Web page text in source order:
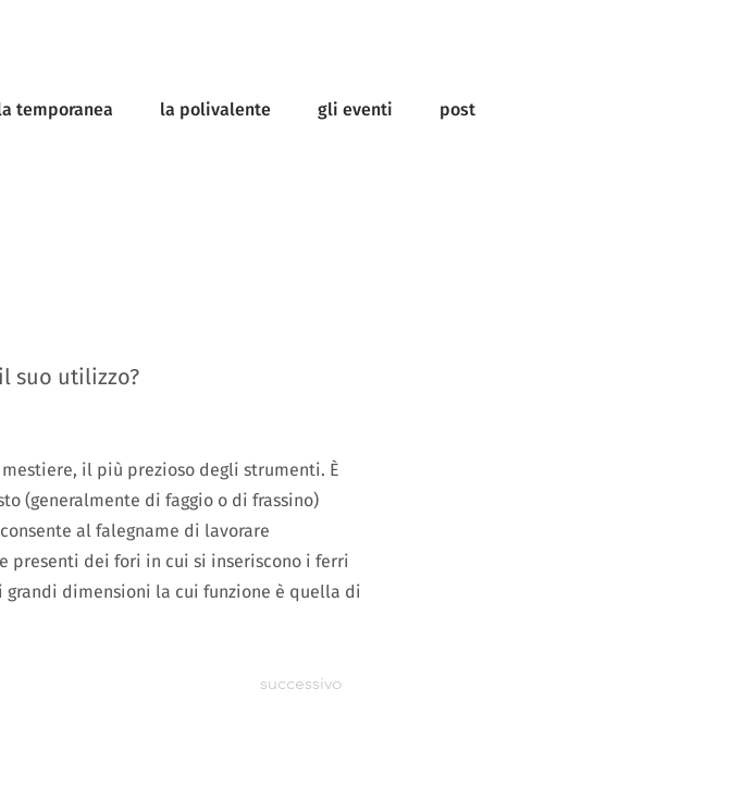
temporanea la polivalente gli eventi post
suo utilizzo?
il più prezioso degli strumenti. È
(generalmente di faggio o di frassino)
al falegname di lavorare
presenti dei fori in cui si inseriscono i ferri
dimensioni la cui funzione è quella di
successivo